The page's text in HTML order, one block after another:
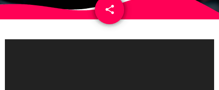
share
email